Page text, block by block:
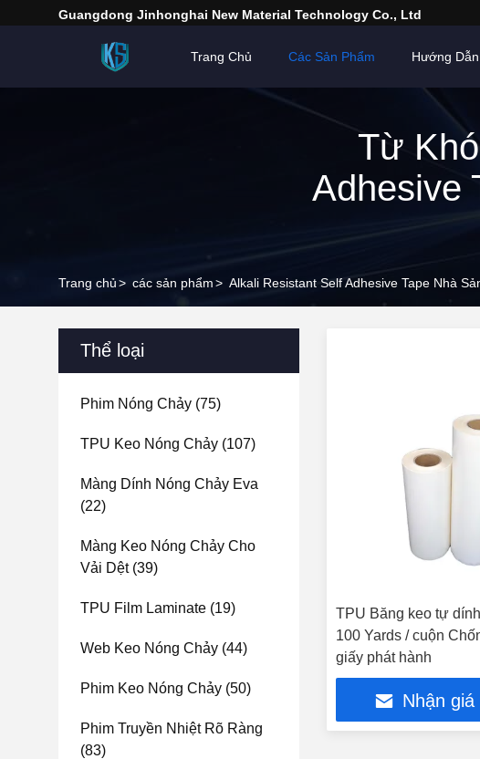
Guangdong Jinhonghai New Material Technology Co., Ltd
Trang Chủ Các Sản Phẩm Hướng
Từ
Adhesive
Trang chủ> các sản phẩm> Alkali Resistant Self Adhesive Tape Nhà
Thể loại
Phim Nóng Chảy (75)
TPU Keo Nóng Chảy (107)
Màng Dính Nóng Chảy Eva
(22)
Màng Keo Nóng Chảy Cho
Vải Dệt(39)
TPU Film Laminate (19)
Web Keo Nóng Chảy (44)
Phim Keo Nóng Chảy (50)
Phim Truyền Nhiệt Rõ Ràng
(83)
TPU Băng keo tự
100 Yards / cuộn
giấy phát hành
Nhận